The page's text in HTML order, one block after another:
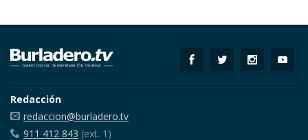
Redacción
redaccion@burladero.tv
911 412 843 (ext. 1)